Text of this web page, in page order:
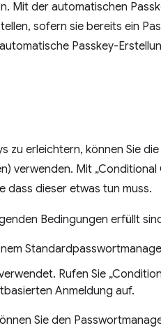
Mit der automatischen
sofern sie bereits ein
Passkey-
zu erleichtern, können Sie
verwenden. Mit
dass dieser etwas tun muss.
Bedingungen erfüllt
Rufen Sie
Anmeldung auf.
Sie den